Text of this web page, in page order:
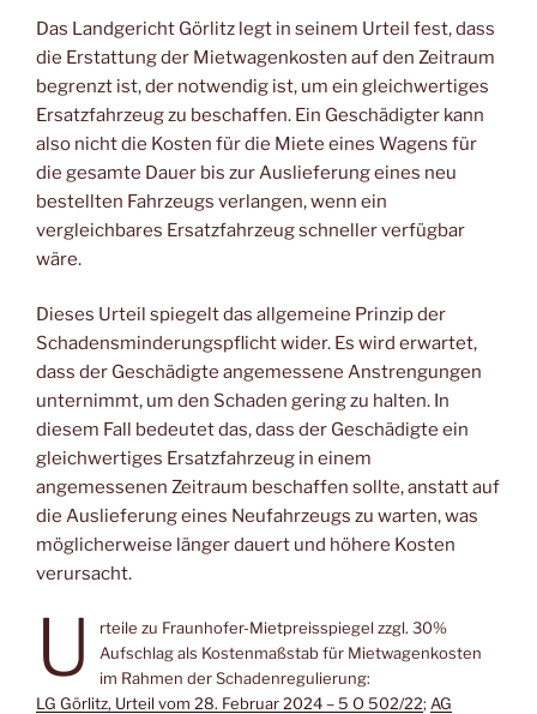
Das Landgericht Görlitz legt in seinem Urteil fest, dass
die Erstattung der Mietwagenkosten auf den Zeitraum
begrenzt ist, der notwendig ist, um ein gleichwertiges
Ersatzfahrzeug zu beschaffen. Ein Geschädigter kann
also nicht die Kosten für die Miete eines Wagens für
die gesamte Dauer bis zur Auslieferung eines neu
bestellten Fahrzeugs verlangen, wenn ein
vergleichbares Ersatzfahrzeug schneller verfügbar
wäre.
Dieses Urteil spiegelt das allgemeine Prinzip der
Schadensminderungspflicht wider. Es wird erwartet,
dass der Geschädigte angemessene Anstrengungen
unternimmt, um den Schaden gering zu halten. In
diesem Fall bedeutet das, dass der Geschädigte ein
gleichwertiges Ersatzfahrzeug in einem
angemessenen Zeitraum beschaffen sollte, anstatt auf
die Auslieferung eines Neufahrzeugs zu warten, was
möglicherweise länger dauert und höhere Kosten
verursacht.
U
rteile zu Fraunhofer-Mietpreisspiegel zzgl. 30%
Aufschlag als Kostenmaßstab für Mietwagenkosten
im Rahmen der Schadenregulierung:
LG Görlitz, Urteil vom 28. Februar 2024 – 5 O 502/22; AG